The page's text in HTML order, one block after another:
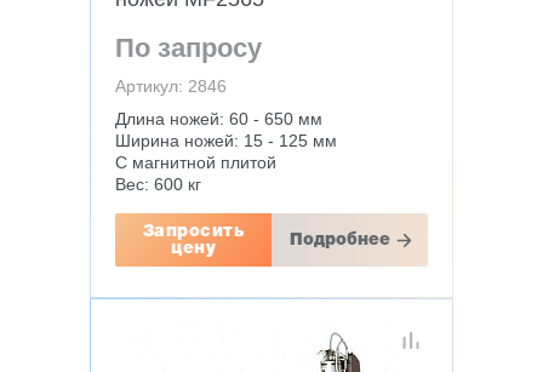
По запросу
Артикул: 2846
Длина ножей: 60 - 650 мм
Ширина ножей: 15 - 125 мм
С магнитной плитой
Вес: 600 кг
Запросить
цену
Подробнее